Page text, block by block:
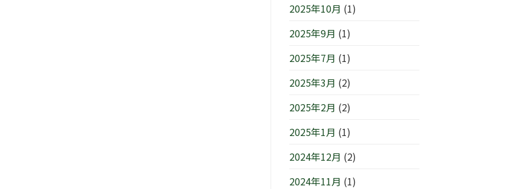
2025年10月 (1)
2025年9月 (1)
2025年7月 (1)
2025年3月 (2)
2025年2月 (2)
2025年1月 (1)
2024年12月 (2)
2024年11月 (1)